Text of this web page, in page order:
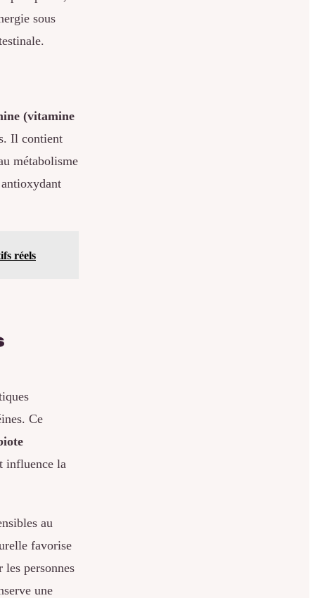
sous
(vitamine
Il contient
métabolisme
réels
Ce
influence la
au
favorise
personnes
une